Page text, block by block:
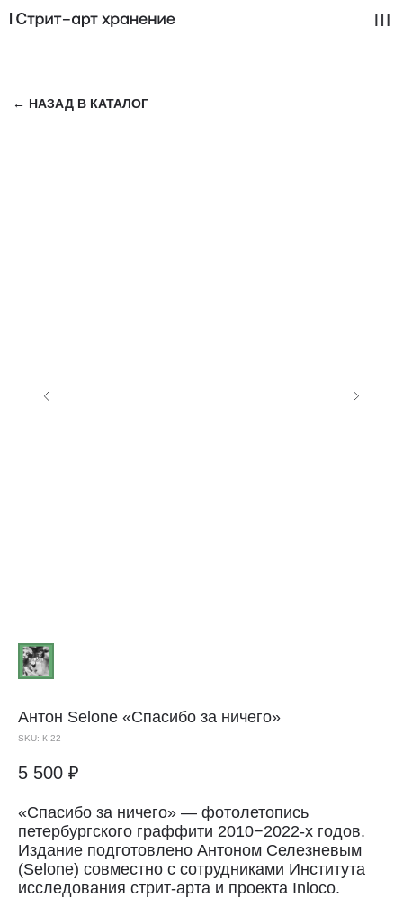
Антон Selone «Спасибо за ничего»
SKU: К-22
5 500 ₽
«Спасибо за ничего» — фотолетопись
петербургского граффити 2010−2022-х годов.
Издание подготовлено Антоном Селезневым
(Selone) совместно с сотрудниками Института
исследования стрит-арта и проекта Inloco.